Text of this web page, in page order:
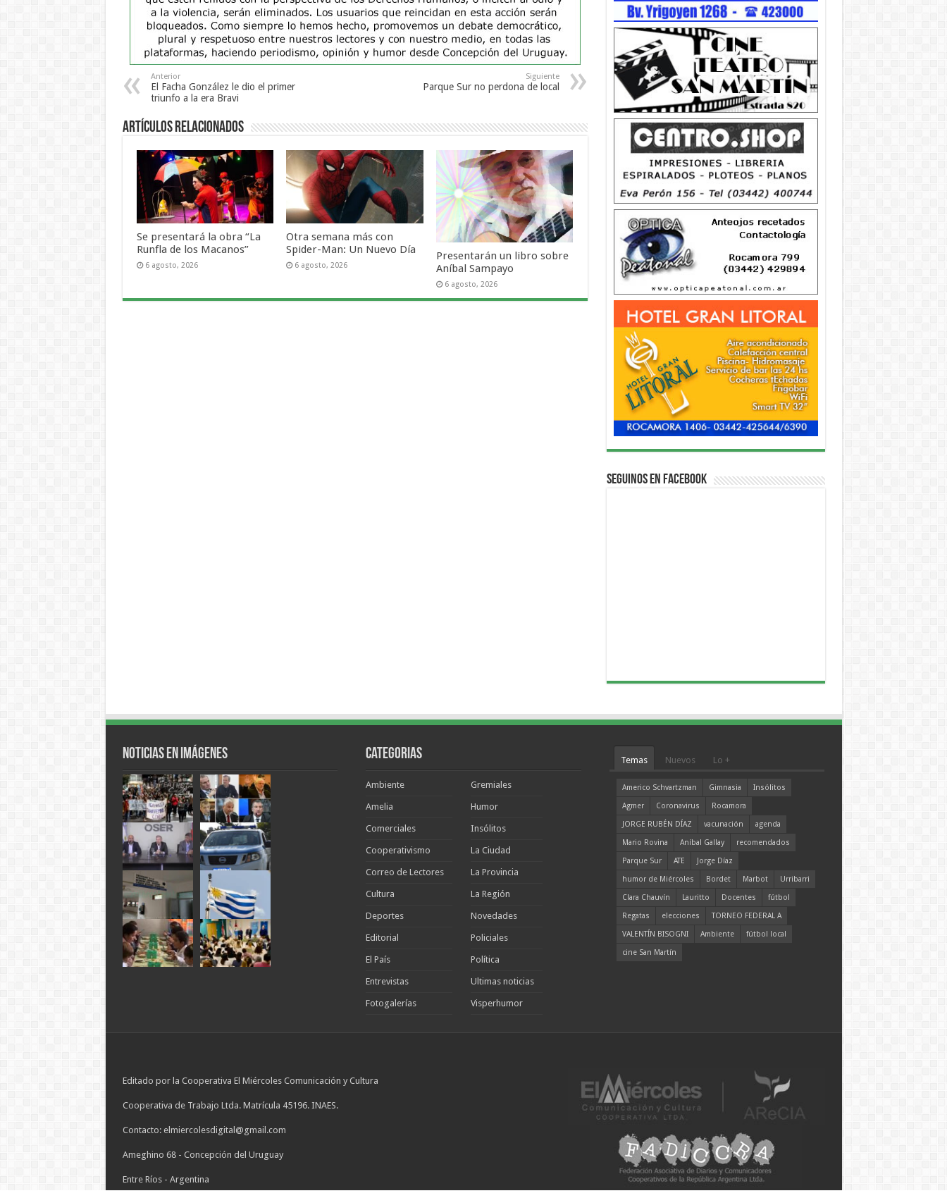
Anterior
El Facha González le dio el primer
triunfo a la era Bravi
Siguiente
Parque Sur no perdona de local
Artículos Relacionados
Se presentará la obra “La
Runfla de los Macanos”
6 agosto, 2026
Otra semana más con
Spider-Man: Un Nuevo Día
6 agosto, 2026
Presentarán un libro sobre
Aníbal Sampayo
6 agosto, 2026
Seguinos en Facebook
Noticias en Imágenes Categorias
Ambiente
Amelia
Comerciales
Cooperativismo
Correo de Lectores
Cultura
Deportes
Editorial
El País
Entrevistas
Fotogalerías
Gremiales
Humor
Insólitos
La Ciudad
La Provincia
La Región
Novedades
Policiales
Política
Ultimas noticias
Visperhumor
Temas Nuevos Lo +
Americo Schvartzman Gimnasia
Insólitos
Agmer
Coronavirus
Rocamora
JORGE RUBÉN DÍAZ
vacunación
agenda
Mario Rovina
Aníbal Gallay
recomendados
Parque Sur
ATE
Jorge Díaz
humor de Miércoles
Bordet Marbot
Urribarri
Clara Chauvín
Lauritto Docentes
fútbol
Regatas
elecciones
TORNEO FEDERAL A
VALENTÍN BISOGNI
Ambiente
fútbol local
cine San Martín
Editado por la Cooperativa El Miércoles Comunicación y Cultura
Cooperativa de Trabajo Ltda. Matrícula 45196. INAES.
Contacto: elmiercolesdigital@gmail.com
Ameghino 68 - Concepción del Uruguay
Entre Ríos - Argentina